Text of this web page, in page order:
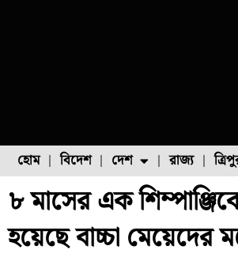
হোম বিদেশ দেশ
ফুল চাষ ফল চাষ
রাজ্য
৮ মাসের এক
হয়েছে বাচ্চা মেয়েদের